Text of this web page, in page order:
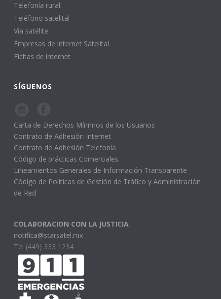
Telefonía rural
Teléfono satelital
Vía satélite
Empresas de internet Satelital
Fichas de internet
SÍGUENOS
Carta de Derechos Mínimos de los Usuarios
Contrato de Adhesión Internet
Contrato de Adhesión Telefonía
Código de prácticas Comerciales
Lineamientos Generales de Información Transparente
Código de Políticas de Gestión de Tráfico y Administración
de Red
COLABORACION CON LA JUSTICIA
notifica@starsatel.mx
Tel (449) 333 1234